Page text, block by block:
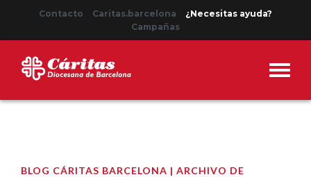
Contacto Caritas.barcelona
¿Necesitas ayuda?
Campañas
BLOG CÁRITAS BARCELONA | ARCHIVO DE